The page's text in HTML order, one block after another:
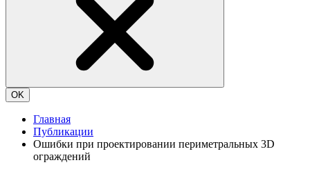
OK
Главная
Публикации
Ошибки при проектировании периметральных 3D
ограждений